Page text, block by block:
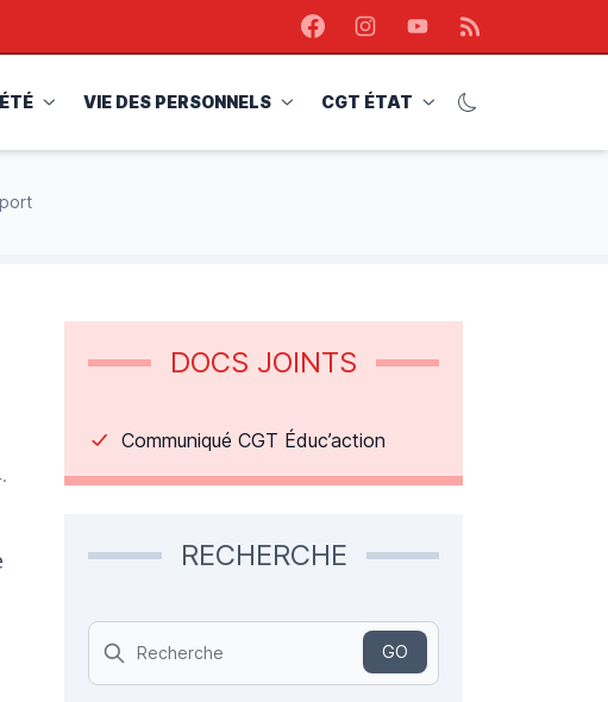
FacebookInstagramYoutube
RSS
VIE DES PERSONNELS CGT ÉTAT
DOCS JOINTS
Communiqué CGT Éduc’action
RECHERCHE
Search
GO